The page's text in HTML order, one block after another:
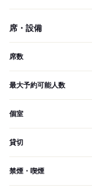
席・設備
席数
最大予約可能人数
個室
貸切
禁煙・喫煙